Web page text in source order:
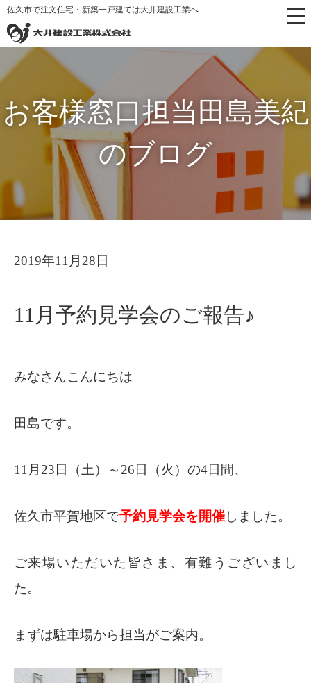
佐久市で注文住宅・新築一戸建ては大井建設工業へ
お客様窓口担当田島美紀
のブログ
トップペ
ージ
お客様窓口担当田島美紀
のブログ
11月予約見学会のご
2019年11月28日
11月予約見学会のご報告♪
みなさんこんにちは
田島です。
11月23日（土）～26日（火）の4日間、
佐久市平賀地区で予約見学会を開催しました。
ご来場いただいた皆さま、有難うございまし
た。
まずは駐車場から担当がご案内。